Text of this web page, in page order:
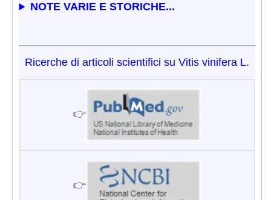
NOTE VARIE E STORICHE...
Ricerche di articoli scientifici su Vitis vinifera L.
👉
👉